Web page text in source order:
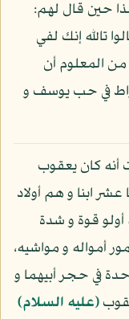
حين قال لهم:
تالله إنك لفي
السورة، و من المعلوم أن
في حب يوسف و
أنه كان يعقوب
ابنا و هم أولاد
قوة و شدة
أمواله و مواشيه،
في حجر أبيهما و
(عليه السلام)